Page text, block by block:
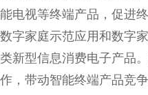
电视等终端产品，促进
字家庭示范应用和数字
新型信息消费电子产品
，带动智能终端产品竞